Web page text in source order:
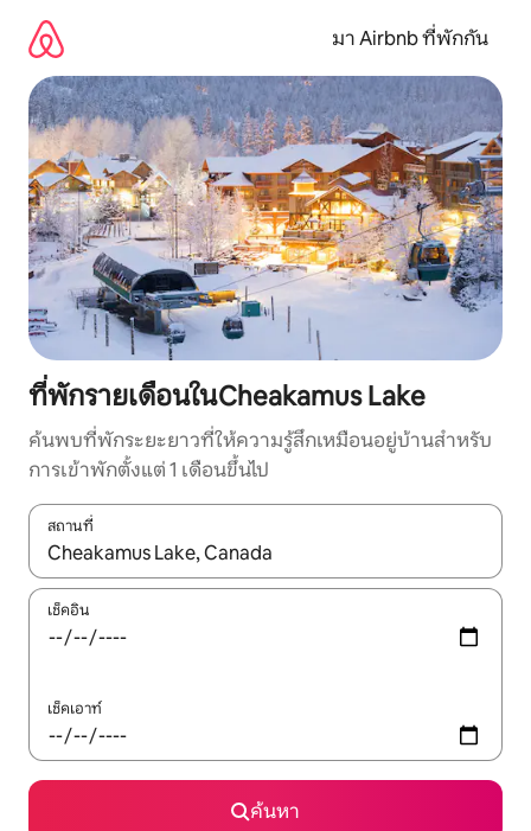
เนื้อหา
มา Airbnb ที่พักกัน
ที่พักรายเดือนในCheakamus Lake
ค้นพบที่พักระยะยาวที่ให้ความรู้สึกเหมือนอยู่บ้านสำหรับ
การเข้าพักตั้งแต่ 1 เดือนขึ้นไป
สถานที่
ใช้ลูกศรขึ้นลง หรือใช้การสัมผัสหรือปัด เพื่อสำรวจผลการค้นหา
เช็คอิน
เช็คเอาท์
ค้นหา